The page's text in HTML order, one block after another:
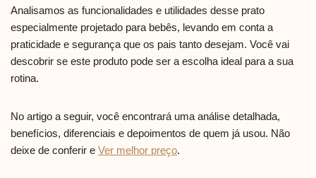
Analisamos as funcionalidades e utilidades desse prato
especialmente projetado para bebês, levando em conta a
praticidade e segurança que os pais tanto desejam. Você vai
descobrir se este produto pode ser a escolha ideal para a sua
rotina.
No artigo a seguir, você encontrará uma análise detalhada,
benefícios, diferenciais e depoimentos de quem já usou. Não
deixe de conferir e Ver melhor preço.